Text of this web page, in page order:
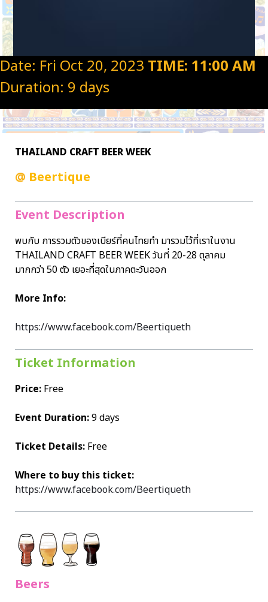
Date: Fri Oct 20, 2023 TIME: 11:00 AM
Duration: 9 days
THAILAND CRAFT BEER WEEK
@ Beertique
Event Description
พบกับ การรวมตัวของเบียร์ที่คนไทยทำ มารวมไว้ที่เราในงาน
THAILAND CRAFT BEER WEEK วันที่ 20-28 ตุลาคม
มากกว่า 50 ตัว เยอะที่สุดในภาคตะวันออก
More Info:
https://www.facebook.com/Beertiqueth
Ticket Information
Price: Free
Event Duration:9 days
Ticket Details: Free
Where to buy this ticket:
https://www.facebook.com/Beertiqueth
Beers